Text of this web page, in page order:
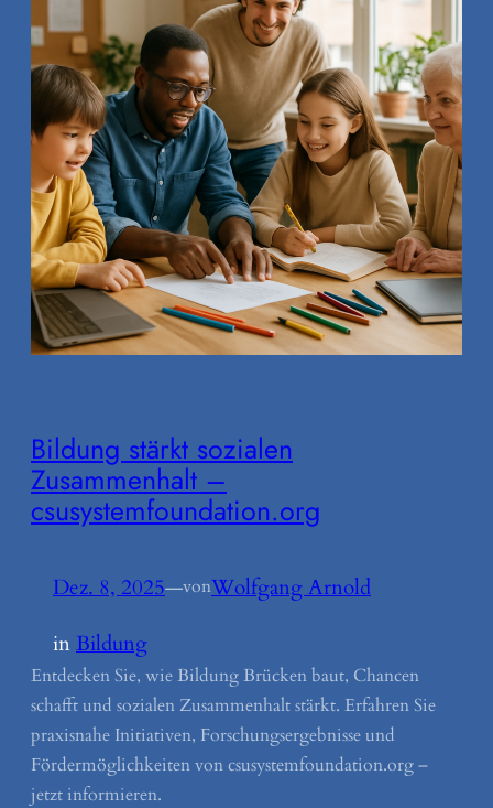
Bildung stärkt sozialen
Zusammenhalt –
csusystemfoundation.org
Dez. 8, 2025—vonWolfgang Arnold
inBildung
Entdecken Sie, wie Bildung Brücken baut, Chancen
schafft und sozialen Zusammenhalt stärkt. Erfahren Sie
praxisnahe Initiativen, Forschungsergebnisse und
Fördermöglichkeiten von csusystemfoundation.org –
jetzt informieren.